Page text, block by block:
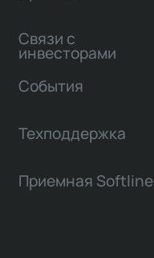
Связи с
инвесторами
События
Техподдержка
Приемная Softline